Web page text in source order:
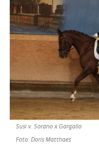
Susi v. Sorano x Gargallo
Foto: Doris Matthaes